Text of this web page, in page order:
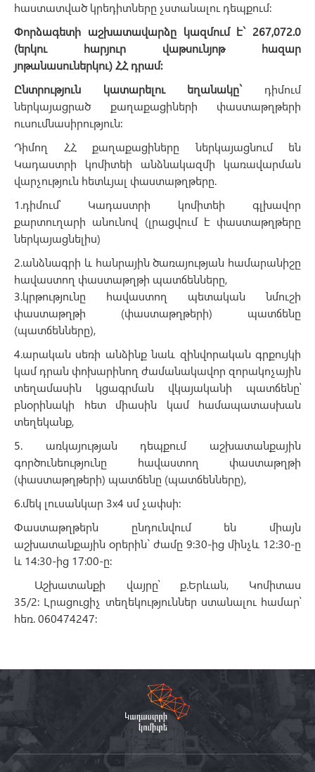
հաստատված կրեդիտները չստանալու դեպքում:
Փորձագետի աշխատավարձը կազմում է` 267,072.0
(երկու հարյուր վաթսունյոթ
հազար
յոթանասուներկու)ՀՀ դրամ:
Ընտրություն կատարելու եղանակը`
դիմում
ներկայացրած քաղաքացիների փաստաթղթերի
ուսումնասիրություն:
Դիմող ՀՀ քաղաքացիները ներկայացնում են
Կադաստրի կոմիտեի անձնակազմի կառավարման
վարչություն հետևյալ փաստաթղթերը.
1.դիմում՝ Կադաստրի կոմիտեի գլխավոր
քարտուղարի անունով (լրացվում է փաստաթղթերը
ներկայացնելիս)
2.անձնագրի և հանրային ծառայության համարանիշը
հավաստող փաստաթղթի պատճենները,
3.կրթությունը հավաստող պետական նմուշի
փաստաթղթի (փաստաթղթերի) պատճենը
(պատճենները),
4.արական սեռի անձինք նաև զինվորական գրքույկի
կամ դրան փոխարինող ժամանակավոր զորակոչային
տեղամասին կցագրման վկայականի պատճենը՝
բնօրինակի հետ միասին կամ համապատասխան
տեղեկանք,
5. առկայության դեպքում աշխատանքային
գործունեությունը հավաստող փաստաթղթի
(փաստաթղթերի) պատճենը (պատճենները),
6.մեկ լուսանկար 3x4 սմ չափսի:
Փաստաթղթերն ընդունվում են միայն
աշխատանքային օրերին` ժամը 9:30-ից մինչև 12:30-ը
և 14:30-ից 17:00-ը։
Աշխատանքի վայրը՝ ք.Երևան, Կոմիտաս
35/2: Լրացուցիչ տեղեկություններ ստանալու համար՝
հեռ. 060474247: